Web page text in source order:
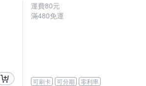
運費80元
滿480免運
可刷卡 可分期 零利率